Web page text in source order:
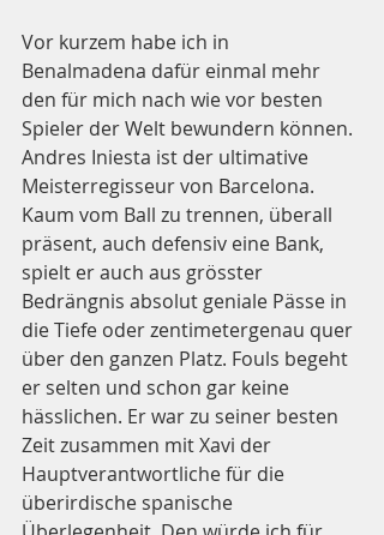
Vor kurzem habe ich in
Benalmadena dafür einmal mehr
den für mich nach wie vor besten
Spieler der Welt bewundern können.
Andres Iniesta ist der ultimative
Meisterregisseur von Barcelona.
Kaum vom Ball zu trennen, überall
präsent, auch defensiv eine Bank,
spielt er auch aus grösster
Bedrängnis absolut geniale Pässe in
die Tiefe oder zentimetergenau quer
über den ganzen Platz. Fouls begeht
er selten und schon gar keine
hässlichen. Er war zu seiner besten
Zeit zusammen mit Xavi der
Hauptverantwortliche für die
überirdische spanische